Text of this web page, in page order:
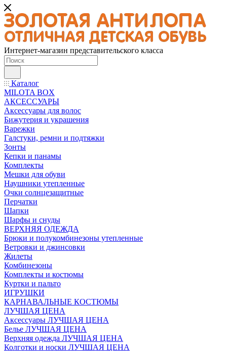
Интернет-магазин представительского класса
Каталог
MILOTA BOX
АКСЕССУАРЫ
Аксессуары для волос
Бижутерия и украшения
Варежки
Галстуки, ремни и подтяжки
Зонты
Кепки и панамы
Комплекты
Мешки для обуви
Наушники утепленные
Очки солнцезащитные
Перчатки
Шапки
Шарфы и снуды
ВЕРХНЯЯ ОДЕЖДА
Брюки и полукомбинезоны утепленные
Ветровки и джинсовки
Жилеты
Комбинезоны
Комплекты и костюмы
Куртки и пальто
ИГРУШКИ
КАРНАВАЛЬНЫЕ КОСТЮМЫ
ЛУЧШАЯ ЦЕНА
Аксессуары ЛУЧШАЯ ЦЕНА
Белье ЛУЧШАЯ ЦЕНА
Верхняя одежда ЛУЧШАЯ ЦЕНА
Колготки и носки ЛУЧШАЯ ЦЕНА